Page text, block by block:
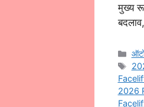
मुख्य
2026